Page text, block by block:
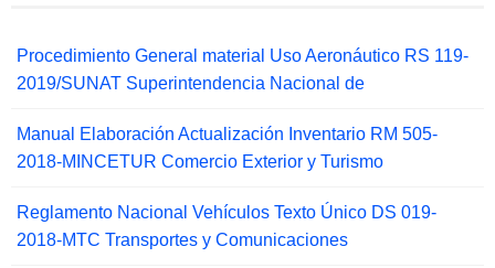
Procedimiento General material Uso Aeronáutico RS 119-
2019/SUNAT Superintendencia Nacional de
Manual Elaboración Actualización Inventario RM 505-
2018-MINCETUR Comercio Exterior y Turismo
Reglamento Nacional Vehículos Texto Único DS 019-
2018-MTC Transportes y Comunicaciones